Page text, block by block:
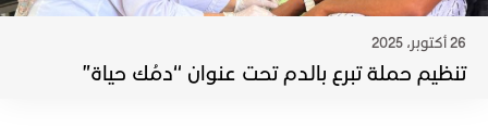
26 أكتوبر، 2025
تنظيم حملة تبرع بالدم تحت عنوان “دمُك حياة”